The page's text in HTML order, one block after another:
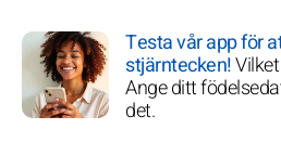
Testa vår app för
stjärntecken!
Ange ditt
det.